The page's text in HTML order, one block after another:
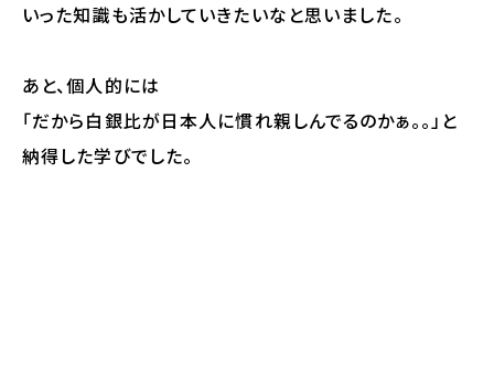
いった知識も活かしていきたいなと思いました。
あと、個人的には
「だから白銀比が日本人に慣れ親しんでるのかぁ。。」と
納得した学びでした。